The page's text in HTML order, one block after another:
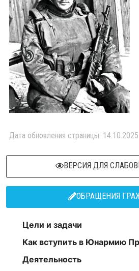
Дата обновления страницы: 14.10.2025
ВЕРСИЯ ДЛЯ
ОБРАЩЕНИЯ
Цели и задачи
Как вступить в Юнармию
Деятельность